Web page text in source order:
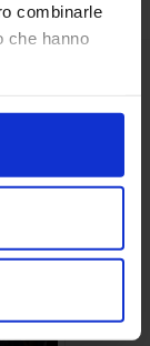
combinarle
che hanno
e